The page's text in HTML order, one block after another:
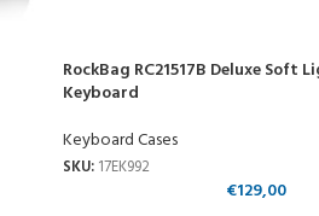
RockBag RC21517B Deluxe Soft
Keyboard
Keyboard Cases
SKU: 17EK992
€129,00